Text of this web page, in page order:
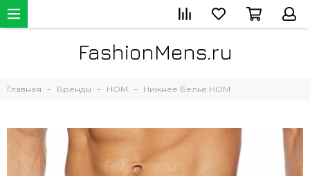
FashionMens.ru
Главная Бренды HOM Нижнее Белье HOM